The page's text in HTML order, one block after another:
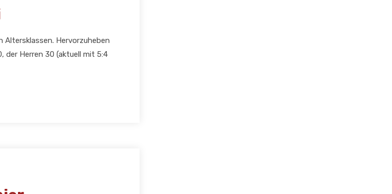
Hervorzuheben
der Herren 30 (aktuell mit 5:4